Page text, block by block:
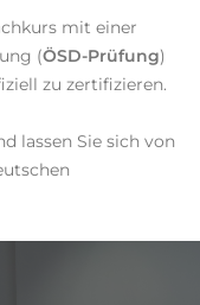
mit einer
(ÖSD-Prüfung)
zu zertifizieren.
lassen Sie sich von